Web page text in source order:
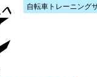
自転車トレーニング